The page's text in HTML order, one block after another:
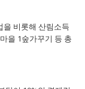
을 비롯해 산림소득
을 1숲가꾸기 등 총